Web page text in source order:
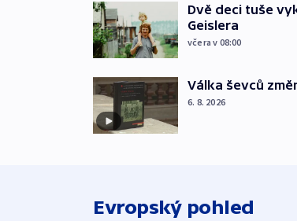
Dvě deci tuše
Geislera
včera v 08:00
Válka ševců
6. 8. 2026
Evropský pohled